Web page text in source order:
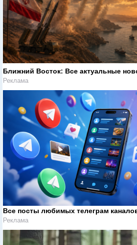
Ближний Восток: Все актуальные
Реклама
Все посты любимых телеграм
Реклама